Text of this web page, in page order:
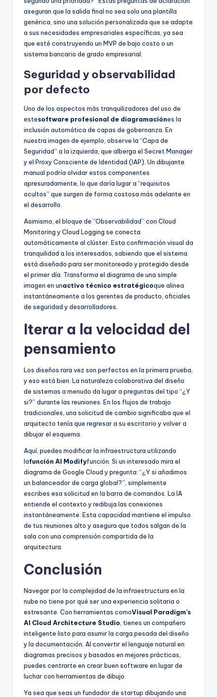
aseguran que la salida final no sea solo una plantilla
genérica, sino una solución personalizada que se adapte
a sus necesidades empresariales específicas, ya sea
que esté construyendo un MVP de bajo costo o un
sistema bancario de grado empresarial.
Seguridad y observabilidad
por defecto
Uno de los aspectos más tranquilizadores del uso de
estesoftware profesional de diagramaciónes la
inclusión automática de capas de gobernanza. En
nuestra imagen de ejemplo, observe la “Capa de
Seguridad” a la izquierda, que alberga el Secret Manager
y el Proxy Consciente de Identidad (IAP). Un dibujante
manual podría olvidar estos componentes
apresuradamente, lo que daría lugar a “requisitos
ocultos” que surgen de forma costosa más adelante en
el desarrollo.
Asimismo, el bloque de “Observabilidad” con Cloud
Monitoring y Cloud Logging se conecta
automáticamente al clúster. Esta confirmación visual da
tranquilidad a los interesados, sabiendo que el sistema
está diseñado para ser monitoreado y protegido desde
el primer día. Transforma el diagrama de una simple
imagen en unactivo técnico estratégicoque alinea
instantáneamente a los gerentes de producto, oficiales
de seguridad y desarrolladores.
Iterar a la velocidad del
pensamiento
Los diseños rara vez son perfectos en la primera prueba,
y eso está bien. La naturaleza colaborativa del diseño
de sistemas a menudo da lugar a preguntas del tipo “¿Y
si?” durante las reuniones. En los flujos de trabajo
tradicionales, una solicitud de cambio significaba que el
arquitecto tenía que regresar a su escritorio y volver a
dibujar el esquema.
Aquí, puedes modificar la infraestructura utilizando
lafunción AI Modifyfunción. Si un interesado mira el
diagrama de Google Cloud y pregunta: “¿Y si añadimos
un balanceador de carga global?”, simplemente
escribes esa solicitud en la barra de comandos. La IA
entiende el contexto y redibuja las conexiones
instantáneamente. Esta capacidad mantiene el impulso
de tus reuniones alto y asegura que todos salgan de la
sala con una comprensión compartida de la
arquitectura.
Conclusión
Navegar por la complejidad de la infraestructura en la
nube no tiene por qué ser una experiencia solitaria o
estresante. Con herramientas comoVisual Paradigm’s
AI Cloud Architecture Studio , tienes un compañero
inteligente listo para asumir la carga pesada del diseño
y la documentación. Al convertir el lenguaje natural en
diagramas precisos y basados en mejores prácticas,
puedes centrarte en crear buen software en lugar de
luchar con herramientas de dibujo.
Ya sea que seas un fundador de startup dibujando una